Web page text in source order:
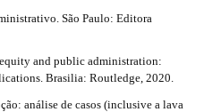
São Paulo: Editora
and public administration:
Brasilia: Routledge, 2020.
análise de casos (inclusive a lava